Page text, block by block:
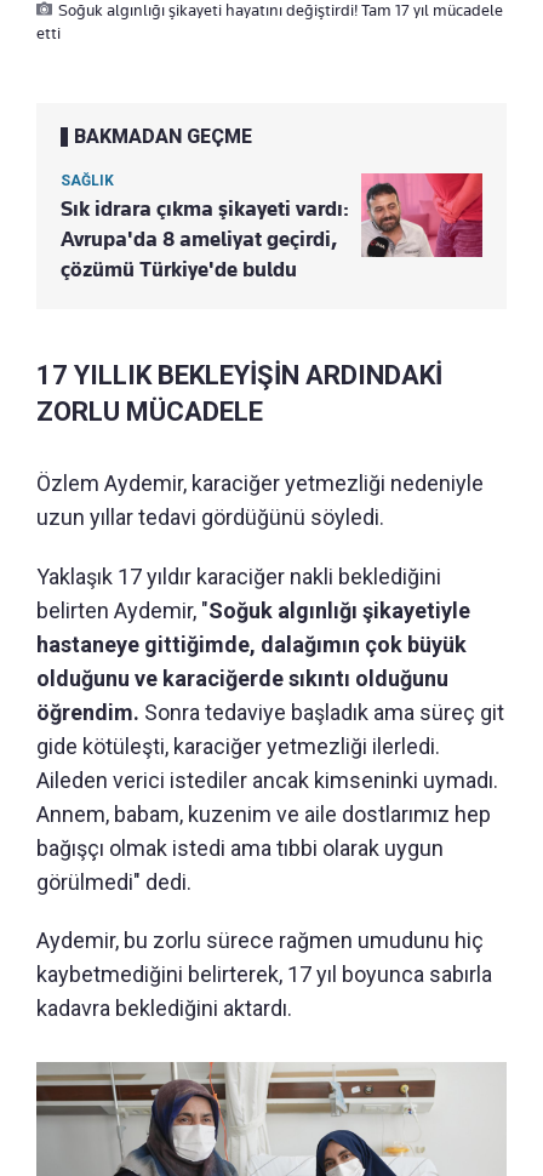
Soğuk algınlığı şikayeti hayatını değiştirdi! Tam 17 yıl mücadele
etti
BAKMADAN GEÇME
SAĞLIK
Sık idrara çıkma şikayeti vardı:
Avrupa'da 8 ameliyat geçirdi,
çözümü Türkiye'de buldu
17 YILLIK BEKLEYİŞİN ARDINDAKİ
ZORLU MÜCADELE
Özlem Aydemir, karaciğer yetmezliği nedeniyle
uzun yıllar tedavi gördüğünü söyledi.
Yaklaşık 17 yıldır karaciğer nakli beklediğini
belirten Aydemir, "Soğuk algınlığı şikayetiyle
hastaneye gittiğimde, dalağımın çok büyük
olduğunu ve karaciğerde sıkıntı olduğunu
öğrendim. Sonra tedaviye başladık ama süreç git
gide kötüleşti, karaciğer yetmezliği ilerledi.
Aileden verici istediler ancak kimseninki uymadı.
Annem, babam, kuzenim ve aile dostlarımız hep
bağışçı olmak istedi ama tıbbi olarak uygun
görülmedi" dedi.
Aydemir, bu zorlu sürece rağmen umudunu hiç
kaybetmediğini belirterek, 17 yıl boyunca sabırla
kadavra beklediğini aktardı.